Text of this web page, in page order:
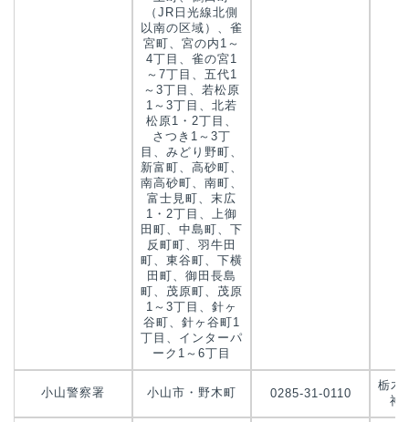
（JR日光線北側
以南の区域）、雀
宮町、宮の内1～
4丁目、雀の宮1
～7丁目、五代1
～3丁目、若松原
1～3丁目、北若
松原1・2丁目、
さつき1～3丁
目、みどり野町、
新富町、高砂町、
南高砂町、南町、
富士見町、末広
1・2丁目、上御
田町、中島町、下
反町町、羽牛田
町、東谷町、下横
田町、御田長島
町、茂原町、茂原
1～3丁目、針ヶ
谷町、針ヶ谷町1
丁目、インターパ
ーク1～6丁目
小山警察署 小山市・野木町 0285-31-0110
栃木
神